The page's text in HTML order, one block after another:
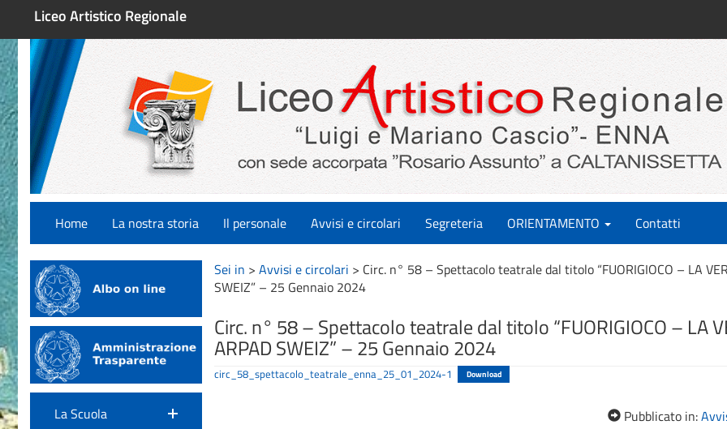
Liceo Artistico Regionale
Home La nostra storia Il personale Avvisi e circolari Segreteria ORIENTAMENTO Contatti
La Scuola
Sei in > Avvisi e circolari > Circ. n° 58 – Spettacolo teatrale dal titolo “FUORIGIOCO – LA
SWEIZ” – 25 Gennaio 2024
Circ. n° 58 – Spettacolo teatrale dal titolo “FUORIGIOCO – LA
ARPAD SWEIZ” – 25 Gennaio 2024
circ_58_spettacolo_teatrale_enna_25_01_2024-1 Download
Pubblicato in: